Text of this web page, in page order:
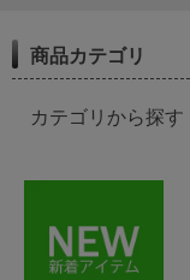
商品カテゴリ
カテゴリから探す